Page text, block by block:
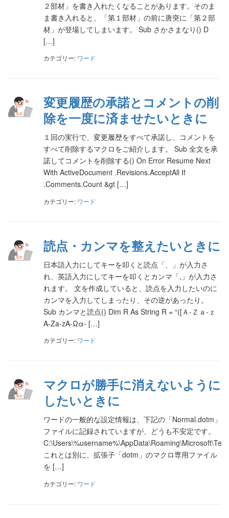
２部材」を書き入れたくなることがあります。そのま
ま書き入れると、「第１部材」の前に唐突に「第２部
材」が登場してしまいます。 Sub さかさまなり() D
[…]
カテゴリー: ワード
変更履歴の承諾とコメントの削
除を一度に済ませたいときに
１回の実行で、変更履歴をすべて承諾し、コメントを
すべて削除するマクロをご紹介します。 Sub 全文を承
諾してコメントを削除する() On Error Resume Next
With ActiveDocument .Revisions.AcceptAll If
.Comments.Count &gt […]
カテゴリー: ワード
読点・カンマを整えたいときに
日本語入力にしてキーを叩くと読点「、」が入力さ
れ、英語入力にしてキーを叩くとカンマ「,」が入力さ
れます。 文を作成していると、読点を入力したいのに
カンマを入力してしまったり、その逆があったり。
Sub カンマと読点() Dim R As String R = “([Ａ-Ｚａ-ｚ
A-Za-zΑ-Ωα- […]
カテゴリー: ワード
マクロが勝手に消えないように
したいときに
ワードの一般的な設定情報は、下記の「Normal.dotm」
ファイルに記録されていますが、どうも不安定です。
これとは別に、拡張子「dotm」のマクロ専用ファイル
を […]
カテゴリー: ワード